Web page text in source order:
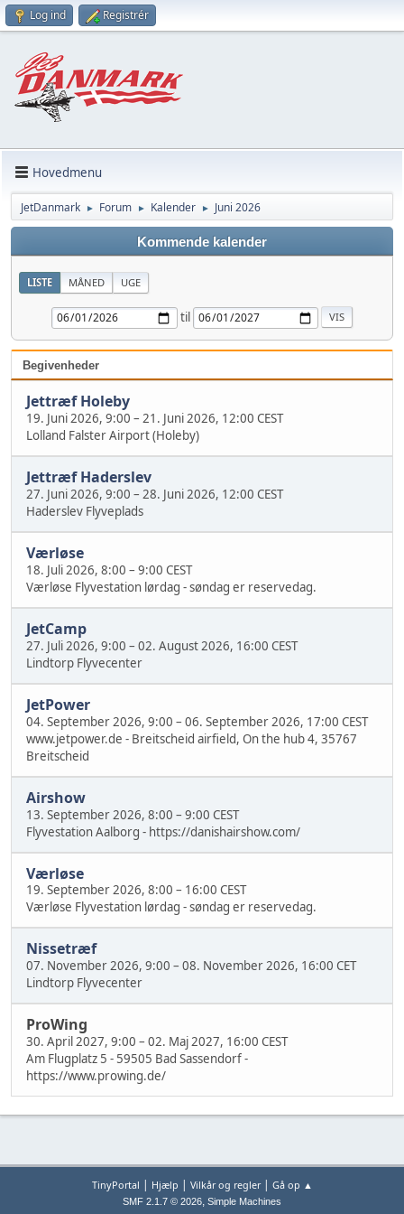
Log ind Registrér
Hovedmenu
JetDanmark ► Forum ► Kalender ► Juni 2026
Kommende kalender
LISTE MÅNED UGE
til
Begivenheder
Jettræf Holeby
19. Juni 2026, 9:00 – 21. Juni 2026, 12:00 CEST
Lolland Falster Airport (Holeby)
Jettræf Haderslev
27. Juni 2026, 9:00 – 28. Juni 2026, 12:00 CEST
Haderslev Flyveplads
Værløse
18. Juli 2026, 8:00 – 9:00 CEST
Værløse Flyvestation lørdag - søndag er reservedag.
JetCamp
27. Juli 2026, 9:00 – 02. August 2026, 16:00 CEST
Lindtorp Flyvecenter
JetPower
04. September 2026, 9:00 – 06. September 2026, 17:00 CEST
www.jetpower.de - Breitscheid airfield, On the hub 4, 35767
Breitscheid
Airshow
13. September 2026, 8:00 – 9:00 CEST
Flyvestation Aalborg - https://danishairshow.com/
Værløse
19. September 2026, 8:00 – 16:00 CEST
Værløse Flyvestation lørdag - søndag er reservedag.
Nissetræf
07. November 2026, 9:00 – 08. November 2026, 16:00 CET
Lindtorp Flyvecenter
ProWing
30. April 2027, 9:00 – 02. Maj 2027, 16:00 CEST
Am Flugplatz 5 - 59505 Bad Sassendorf -
https://www.prowing.de/
TinyPortal | Hjælp | Vilkår og regler| Gå op ▲
SMF 2.1.7 © 2026, Simple Machines